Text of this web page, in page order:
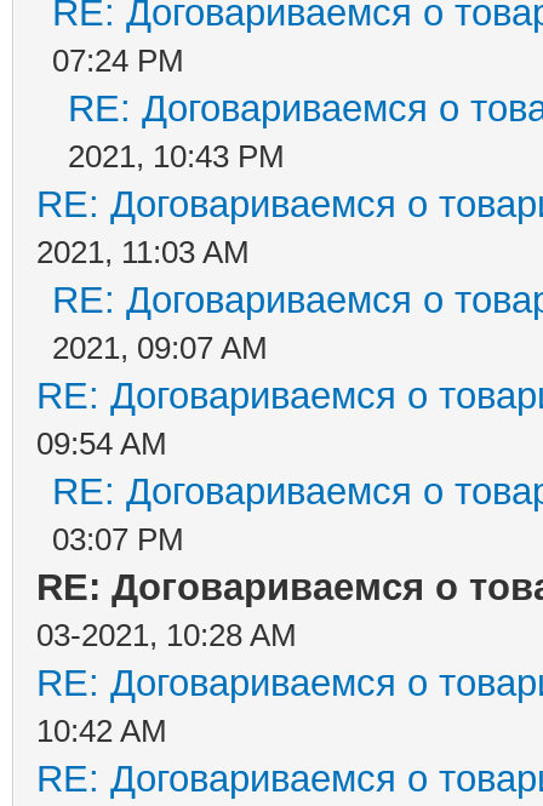
RE: Договариваемся о
07:24 PM
RE: Договариваемся о
2021, 10:43 PM
RE: Договариваемся о
2021, 11:03 AM
RE: Договариваемся о
2021, 09:07 AM
RE: Договариваемся о
09:54 AM
RE: Договариваемся о
03:07 PM
RE: Договариваемся о
03-2021, 10:28 AM
RE: Договариваемся о
10:42 AM
RE: Договариваемся о